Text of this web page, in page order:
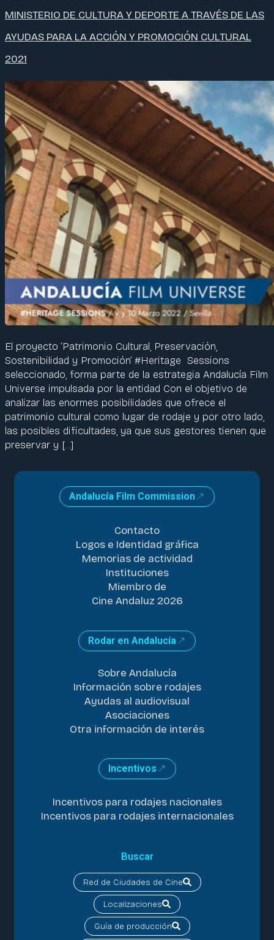
MINISTERIO DE CULTURA Y DEPORTE A TRAVÉS DE LAS
AYUDAS PARA LA ACCIÓN Y PROMOCIÓN CULTURAL
2021
El proyecto ‘Patrimonio Cultural, Preservación,
Sostenibilidad y Promoción’ #Heritage Sessions
seleccionado, forma parte de la estrategia Andalucía Film
Universe impulsada por la entidad Con el objetivo de
analizar las enormes posibilidades que ofrece el
patrimonio cultural como lugar de rodaje y por otro lado,
las posibles dificultades, ya que sus gestores tienen que
preservar y […]
Andalucía Film Commission
Contacto
Logos e Identidad gráfica
Memorias de actividad
Instituciones
Miembro de
Cine Andaluz 2026
Rodar en Andalucía
Sobre Andalucía
Información sobre rodajes
Ayudas al audiovisual
Asociaciones
Otra información de interés
Incentivos
Incentivos para rodajes nacionales
Incentivos para rodajes internacionales
Buscar
Red de Ciudades de Cine
Localizaciones
Guía de producción